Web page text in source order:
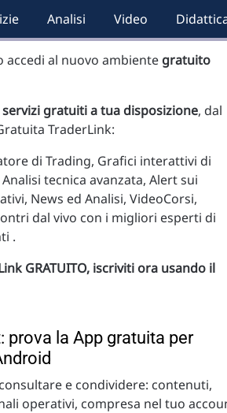
Analisi Video
accedi al nuovo ambiente gratuito
gratuiti a tua disposizione, dal
TraderLink:
di Trading, Grafici interattivi di
tecnica avanzata, Alert sui
News ed Analisi, VideoCorsi,
dal vivo con i migliori esperti di
.
GRATUITO, iscriviti ora usando il
prova la App gratuita per
e condividere: contenuti,
operativi, compresa nel tuo